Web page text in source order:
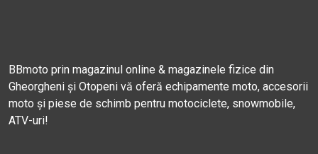
BBmoto prin magazinul online & magazinele fizice din
Gheorgheni și Otopeni vă oferă echipamente moto, accesorii
moto și piese de schimb pentru motociclete, snowmobile,
ATV-uri!